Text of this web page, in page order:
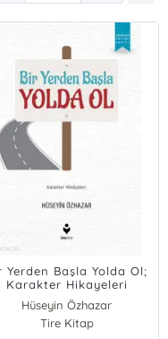
Yerden Başla Yolda Ol;
Karakter Hikayeleri
Hüseyin Özhazar
Tire Kitap